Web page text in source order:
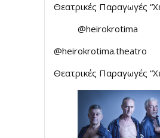
Θεατρικές Παραγωγές
@heirokrotima
@heirokrotima.theatro
Θεατρικές Παραγωγές